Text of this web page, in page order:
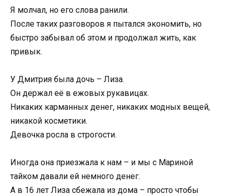
Я молчал, но его слова ранили.
После таких разговоров я пытался экономить, но
быстро забывал об этом и продолжал жить, как
привык.
У Дмитрия была дочь – Лиза.
Он держал её в ежовых рукавицах.
Никаких карманных денег, никаких модных вещей,
никакой косметики.
Девочка росла в строгости.
Иногда она приезжала к нам – и мы с Мариной
тайком давали ей немного денег.
А в 16 лет Лиза сбежала из дома – просто чтобы